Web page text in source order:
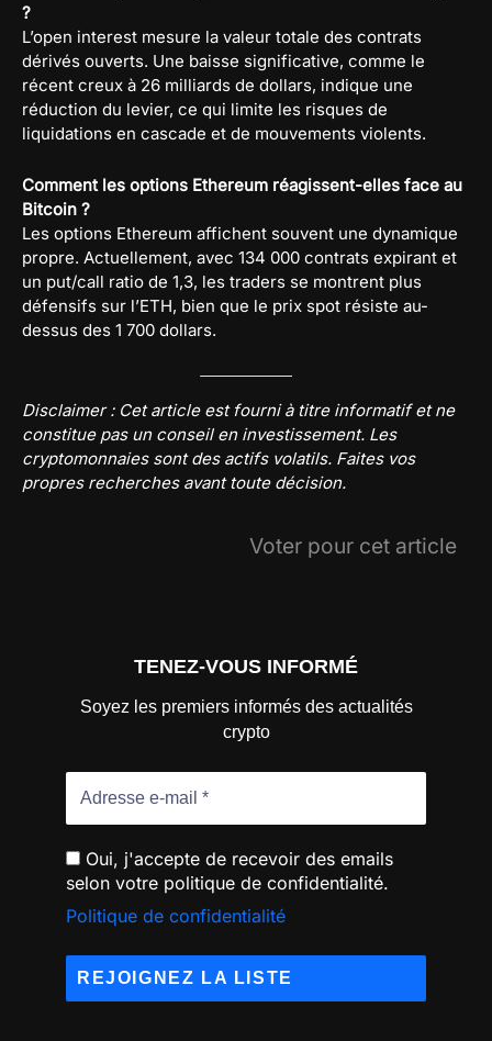
?
L’open interest mesure la valeur totale des contrats
dérivés ouverts. Une baisse significative, comme le
récent creux à 26 milliards de dollars, indique une
réduction du levier, ce qui limite les risques de
liquidations en cascade et de mouvements violents.
Comment les options Ethereum réagissent-elles face au
Bitcoin ?
Les options Ethereum affichent souvent une dynamique
propre. Actuellement, avec 134 000 contrats expirant et
un put/call ratio de 1,3, les traders se montrent plus
défensifs sur l’ETH, bien que le prix spot résiste au-
dessus des 1 700 dollars.
Disclaimer : Cet article est fourni à titre informatif et ne
constitue pas un conseil en investissement. Les
cryptomonnaies sont des actifs volatils. Faites vos
propres recherches avant toute décision.
Voter pour cet article
TENEZ-VOUS INFORMÉ
Soyez les premiers informés des actualités
crypto
Oui, j'accepte de recevoir des emails
selon votre politique de confidentialité.
Politique de confidentialité